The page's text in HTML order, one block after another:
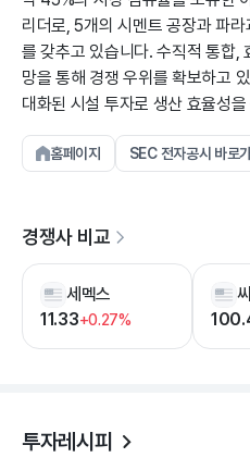
리더로, 5개의 시멘트 공장과 파
를 갖추고 있습니다. 수직적 통합,
망을 통해 경쟁 우위를 확보하고
대화된 시설 투자로 생산 효율성
홈페이지 SEC 전자공시 바로
경쟁사 비교
세멕스
11.33+0.27%
투자레시피